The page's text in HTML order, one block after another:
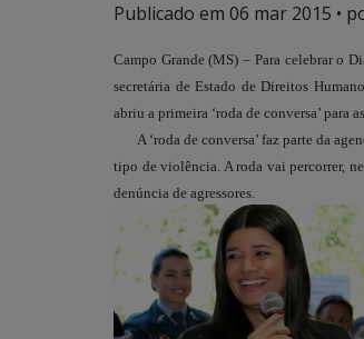
Publicado em 06 mar 2015 •
Campo Grande (MS) – Para celebrar o
secretária de Estado de Direitos
abriu a primeira ‘roda de conversa’ para
A ‘roda de conversa’ faz parte da
tipo de violência. A roda vai percorrer,
denúncia de agressores.